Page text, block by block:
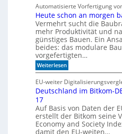
?u
f
S
c
h
i
e
n
e
n
i
n
s
c
h
l
i
f
f
i
m
A
k
s
t
i
k
Automatisierte Vorfertigung
Heute schon an morgen
Vermehrt sucht die
mehr Produktivität und
günstiges Bauen. Ein
beides: das modulare
vorgefertigten…
Weiterlesen:
H
e
u
t
s
h
o
EU-weiter
Deutschland im Bitkom-
17
Auf Basis von Daten der
erstellt der Bitkom seine
Economy and Society
damit den EU-weiten…